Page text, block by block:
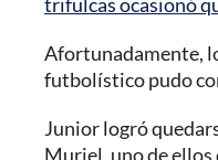
Afortunadamente,
futbolístico pudo
Junior logró
Muriel, uno de ellos